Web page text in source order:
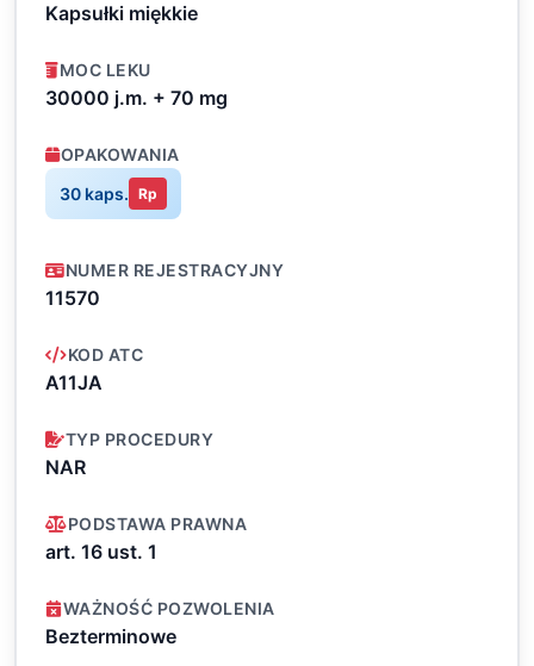
Kapsułki miękkie
MOC LEKU
30000 j.m. + 70 mg
OPAKOWANIA
30 kaps. Rp
NUMER REJESTRACYJNY
11570
KOD ATC
A11JA
TYP PROCEDURY
NAR
PODSTAWA PRAWNA
art. 16 ust. 1
WAŻNOŚĆ POZWOLENIA
Bezterminowe